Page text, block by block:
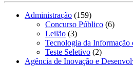
Administração (159)
Concurso Público (6)
Leilão (3)
Tecnologia da Informação
Teste Seletivo (2)
Agência de Inovação e